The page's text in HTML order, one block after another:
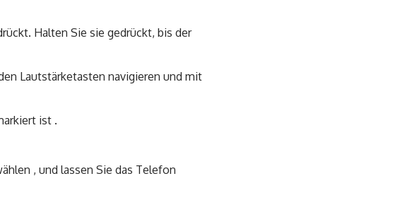
Halten Sie sie gedrückt, bis der
Lautstärketasten navigieren und mit
ist .
, und lassen Sie das Telefon